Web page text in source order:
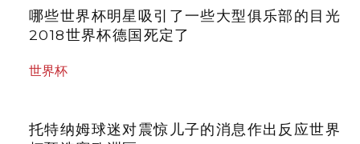
哪些世界杯明星吸引了一些大型俱乐部的目光
2018世界杯德国死定了
世界杯
托特纳姆球迷对震惊儿子的消息作出反应世界